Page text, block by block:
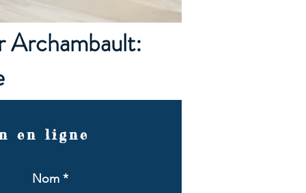
Archambault:
en ligne
Nom